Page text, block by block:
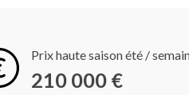
Prix haute saison été /
210 000 €